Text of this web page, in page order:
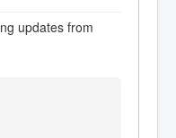
updates from